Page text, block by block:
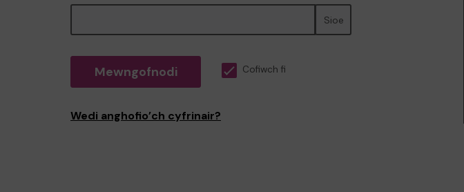
Sioe
Mewngofnodi Cofiwch fi
Wedi anghofio’ch cyfrinair?